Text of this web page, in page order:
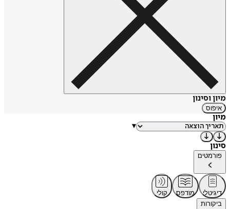
מיון וסינון
איפוס
מיון
▾
סינון
פורמטים
דיגיטלי מודפס
קולי
ביקורות